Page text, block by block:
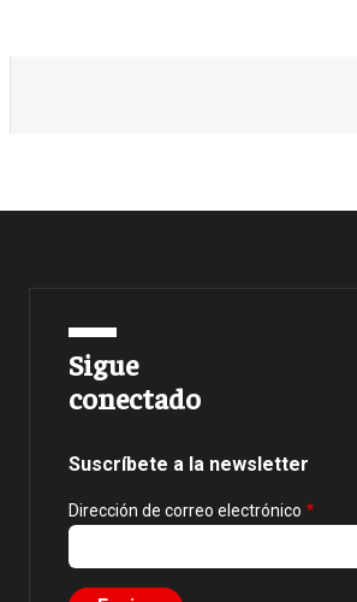
Sigue
conectado
Suscríbete a la newsletter
Dirección de correo electrónico